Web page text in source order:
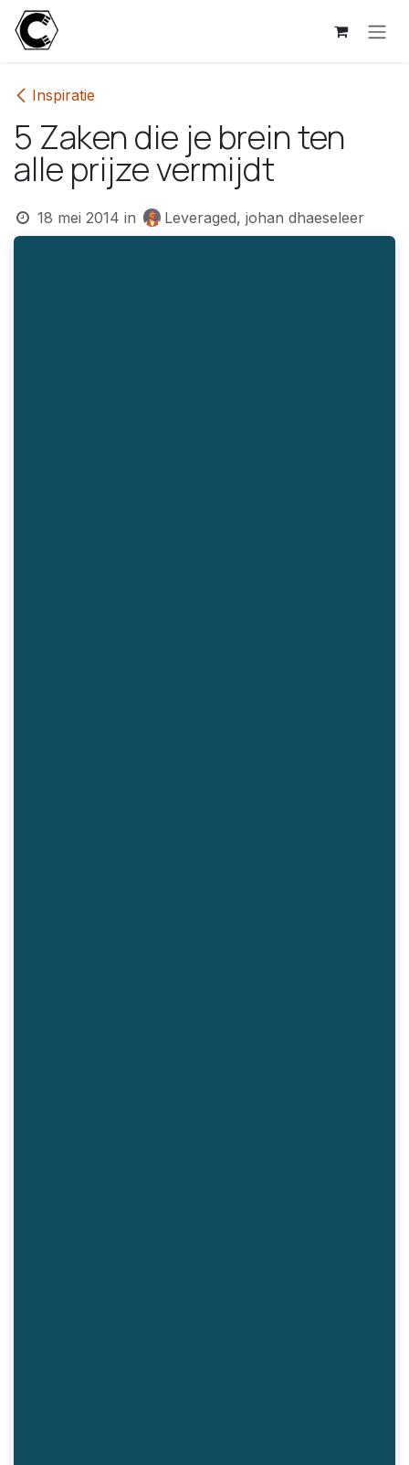
Overslaan naar inhoud
Inspiratie
5 Zaken die je brein ten
alle prijze vermijdt
18 mei 2014 in Leveraged, johan dhaeseleer